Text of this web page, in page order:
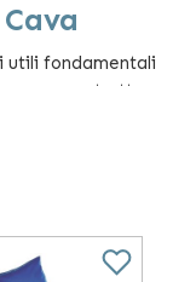
utili fondamentali
costrette
a causa di
loro forma
e
un valido e